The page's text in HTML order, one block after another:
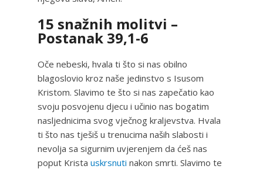
15 snažnih molitvi –
Postanak 39,1-6
Oče nebeski, hvala ti što si nas obilno
blagoslovio kroz naše jedinstvo s Isusom
Kristom. Slavimo te što si nas zapečatio kao
svoju posvojenu djecu i učinio nas bogatim
nasljednicima svog vječnog kraljevstva. Hvala
ti što nas tješiš u trenucima naših slabosti i
nevolja sa sigurnim uvjerenjem da ćeš nas
poput Krista uskrsnuti nakon smrti. Slavimo te